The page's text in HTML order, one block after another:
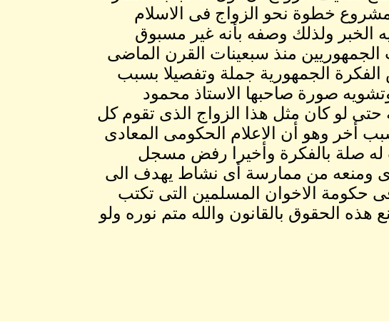
خطوة نحو الزواج فى الاسلام
الخبر ولذلك وصفه بأنه غير مسبوق
منذ سبعينات القرن الماضى
الجمهورية جملة وتفصيلا بسبب
صورة صاحبها الاستاذ محمود
حتى لو كان مثل هذا الزواج الذى تقوم كل
أخر وهو أن الاعلام الحكومى المعادى
صلة بالفكرة وأخيرا رفض مسجل
ومنعه من ممارسة أى نشاط يهدف الى
حكومة الاخوان المسلمين التى تكتب
هذه الحقوق بالقانون والله متم نوره ولو